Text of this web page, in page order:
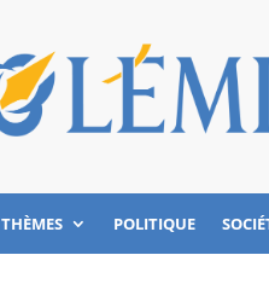
THÈMES POLITIQUE